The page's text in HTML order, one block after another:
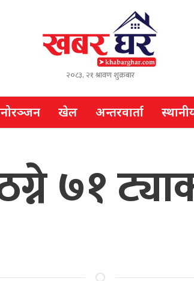
२०८३, २१ श्रावण शुक्रबार
खेल अन्तरवार्ता
७१